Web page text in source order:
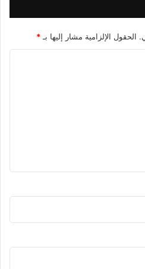
الحقول الإلزامية مشار إليها بـ*